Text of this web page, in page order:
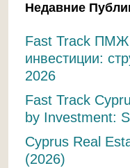
Недавние
Fast Track ПМЖ
инвестиции:
2026
Fast Track
by Investment:
Cyprus Real
(2026)